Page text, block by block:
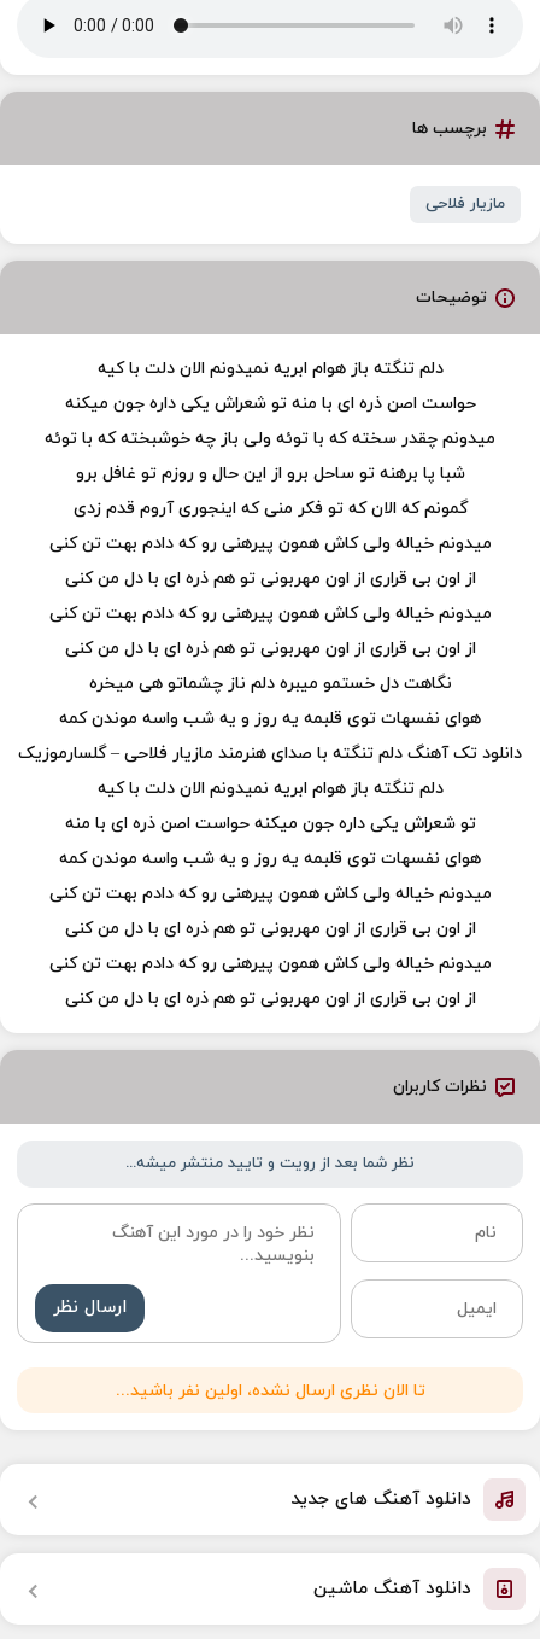
برچسب ها
مازیار فلاحی
توضیحات
دلم تنگته باز هوام ابریه نمیدونم الان دلت با کیه
حواست اصن ذره ای با منه تو شعراش یکی داره جون میکنه
میدونم چقدر سخته که با توئه ولی باز چه خوشبخته که با توئه
شبا پا برهنه تو ساحل برو از این حال و روزم تو غافل برو
گمونم که الان که تو فکر منی که اینجوری آروم قدم زدی
میدونم خیاله ولی کاش همون پیرهنی رو که دادم بهت تن کنی
از اون بی قراری از اون مهربونی تو هم ذره ای با دل من کنی
میدونم خیاله ولی کاش همون پیرهنی رو که دادم بهت تن کنی
از اون بی قراری از اون مهربونی تو هم ذره ای با دل من کنی
نگاهت دل خستمو میبره دلم ناز چشماتو هی میخره
هوای نفسهات توی قلبمه یه روز و یه شب واسه موندن کمه
دانلود تک آهنگ دلم تنگته با صدای هنرمند مازیار فلاحی – گلسارموزیک
دلم تنگته باز هوام ابریه نمیدونم الان دلت با کیه
تو شعراش یکی داره جون میکنه حواست اصن ذره ای با منه
هوای نفسهات توی قلبمه یه روز و یه شب واسه موندن کمه
میدونم خیاله ولی کاش همون پیرهنی رو که دادم بهت تن کنی
از اون بی قراری از اون مهربونی تو هم ذره ای با دل من کنی
میدونم خیاله ولی کاش همون پیرهنی رو که دادم بهت تن کنی
از اون بی قراری از اون مهربونی تو هم ذره ای با دل من کنی
نظرات کاربران
نظر شما بعد از رویت و تایید منتشر میشه...
ارسال نظر
تا الان نظری ارسال نشده، اولین نفر باشید...
دانلود آهنگ های جدید
دانلود آهنگ ماشین